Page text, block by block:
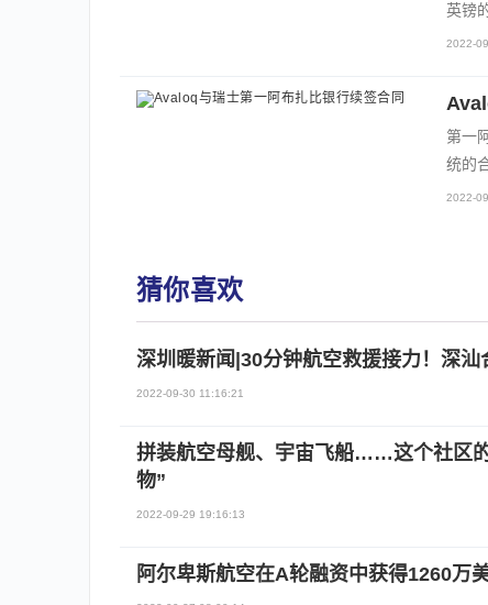
英镑
2022-
第一
统的
2022-
猜你喜欢
深圳暖新闻|30分钟航空救援接力！深
2022-09-30 11:16:21
拼装航空母舰、宇宙飞船……这个社区
物”
2022-09-29 19:16:13
阿尔卑斯航空在A轮融资中获得1260万